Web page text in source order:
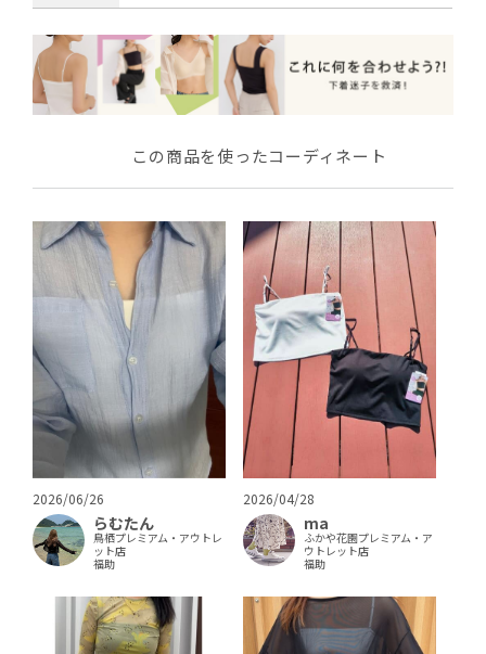
この商品を使ったコーディネート
2026/06/26
らむたん
鳥栖プレミアム・アウトレ
ット店
福助
2026/04/28
ma
ふかや花園プレミアム・ア
ウトレット店
福助